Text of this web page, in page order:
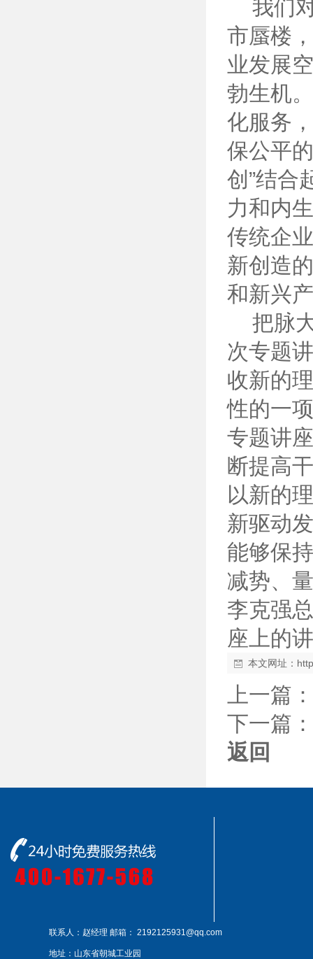
我们对
市蜃楼
业发展
勃生机
化服务
保公平
创”结合
力和内
传统企
新创造
和新兴
把脉大
次专题
收新的
性的一
专题讲
断提高
以新的
新驱动
能够保
减势、
李克强
座上的
本文网址：
上一篇：
下一篇：
返回
联系人：赵经理 邮箱： 2192125931@qq.com
地址：山东省朝城工业园